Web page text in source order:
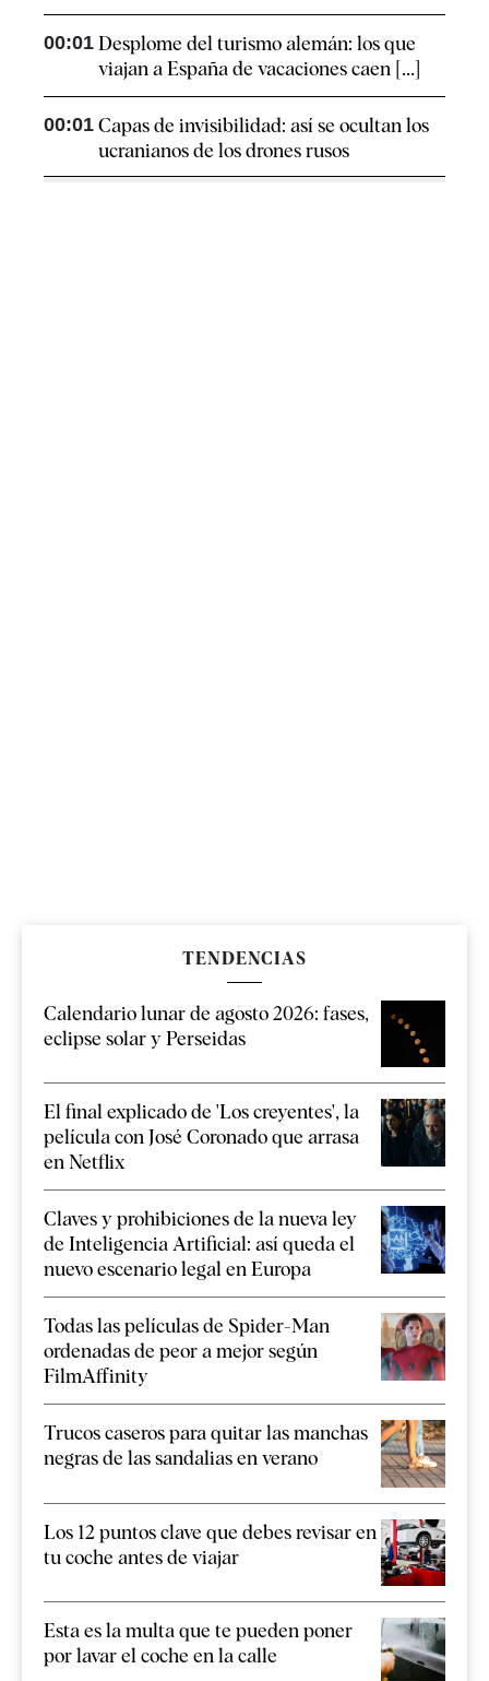
00:01 Desplome del turismo alemán: los que
viajan a España de vacaciones caen [...]
00:01 Capas de invisibilidad: así se ocultan los
ucranianos de los drones rusos
TENDENCIAS
Calendario lunar de agosto 2026: fases,
eclipse solar y Perseidas
El final explicado de 'Los creyentes', la
película con José Coronado que arrasa
en Netflix
Claves y prohibiciones de la nueva ley
de Inteligencia Artificial: así queda el
nuevo escenario legal en Europa
Todas las películas de Spider-Man
ordenadas de peor a mejor según
FilmAffinity
Trucos caseros para quitar las manchas
negras de las sandalias en verano
Los 12 puntos clave que debes revisar en
tu coche antes de viajar
Esta es la multa que te pueden poner
por lavar el coche en la calle